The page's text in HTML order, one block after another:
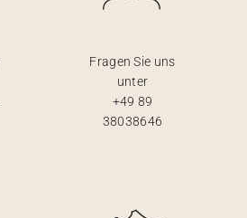
Fragen Sie uns
unter
+49 89
38038646